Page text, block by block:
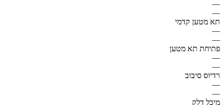
—
—
תא מטען קדמי
—
—
פתיחת תא מטען
—
—
רדיוס סיבוב
—
—
מיכל דלק